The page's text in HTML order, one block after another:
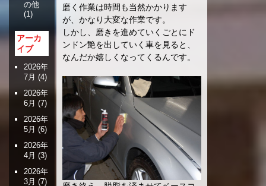
磨く作業は時間も当然かかります
が、かなり大変な作業です。
しかし、磨きを進めていくごとにド
ンドン艶を出していく車を見ると、
なんだか嬉しくなってくるんです。
の他
(1)
アーカ
イブ
2026年
7月 (4)
2026年
6月 (7)
2026年
5月 (6)
2026年
4月 (3)
2026年
3月 (7)